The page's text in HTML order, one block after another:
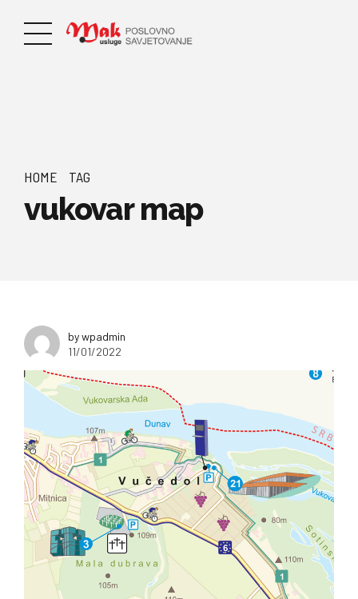
HOME TAG
vukovar map
by wpadmin
11/01/2022